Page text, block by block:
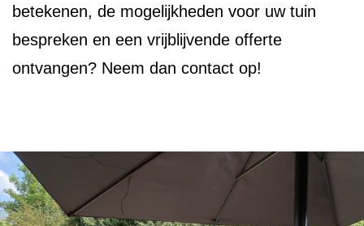
betekenen, de mogelijkheden voor uw tuin
bespreken en een vrijblijvende offerte
ontvangen? Neem dan contact op!